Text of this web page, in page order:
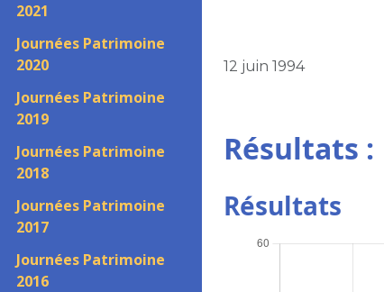
2021
Journées Patrimoine
2020
Journées Patrimoine
2019
Journées Patrimoine
2018
Journées Patrimoine
2017
Journées Patrimoine
2016
12 juin 1994
Résultats :
Résultats